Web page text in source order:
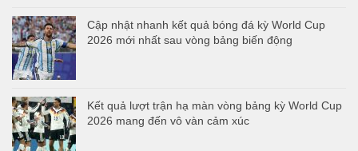
Cập nhật nhanh kết quả bóng đá kỳ World Cup
2026 mới nhất sau vòng bảng biến động
Kết quả lượt trận hạ màn vòng bảng kỳ World Cup
2026 mang đến vô vàn cảm xúc